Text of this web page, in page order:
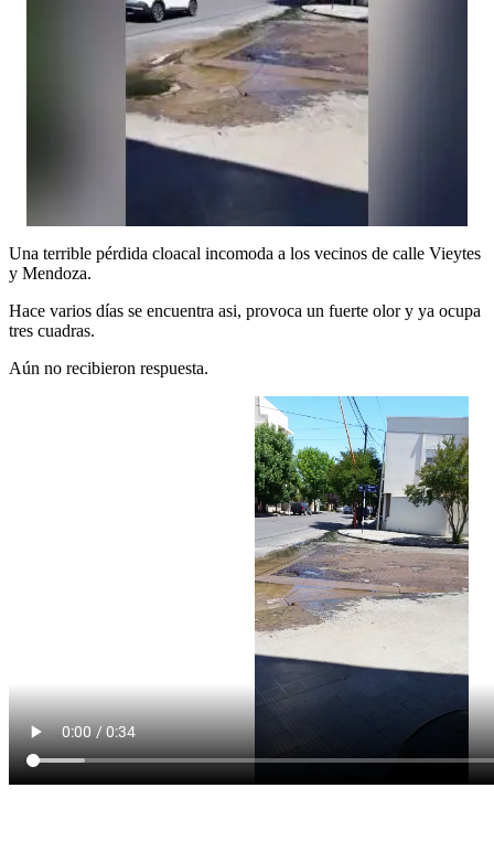
Una terrible pérdida cloacal incomoda a los vecinos de calle Vieytes
y Mendoza.
Hace varios días se encuentra asi, provoca un fuerte olor y ya ocupa
tres cuadras.
Aún no recibieron respuesta.